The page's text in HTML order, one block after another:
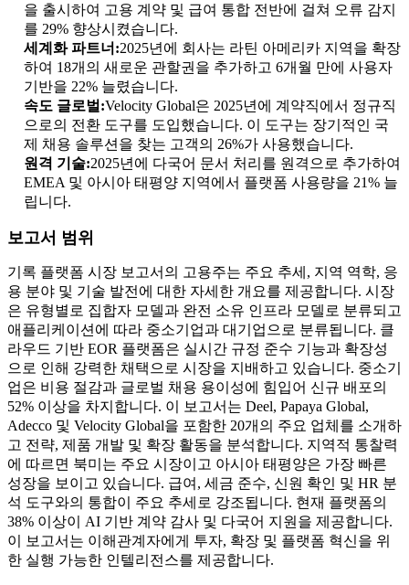
을 출시하여 고용 계약 및 급여 통합 전반에 걸쳐 오류 감지
를 29% 향상시켰습니다.
세계화 파트너:2025년에 회사는 라틴 아메리카 지역을 확장
하여 18개의 새로운 관할권을 추가하고 6개월 만에 사용자
기반을 22% 늘렸습니다.
속도 글로벌:Velocity Global은 2025년에 계약직에서 정규직
으로의 전환 도구를 도입했습니다. 이 도구는 장기적인 국
제 채용 솔루션을 찾는 고객의 26%가 사용했습니다.
원격 기술:2025년에 다국어 문서 처리를 원격으로 추가하여
EMEA 및 아시아 태평양 지역에서 플랫폼 사용량을 21% 늘
립니다.
보고서 범위
기록 플랫폼 시장 보고서의 고용주는 주요 추세, 지역 역학, 응
용 분야 및 기술 발전에 대한 자세한 개요를 제공합니다. 시장
은 유형별로 집합자 모델과 완전 소유 인프라 모델로 분류되고
애플리케이션에 따라 중소기업과 대기업으로 분류됩니다. 클
라우드 기반 EOR 플랫폼은 실시간 규정 준수 기능과 확장성
으로 인해 강력한 채택으로 시장을 지배하고 있습니다. 중소기
업은 비용 절감과 글로벌 채용 용이성에 힘입어 신규 배포의
52% 이상을 차지합니다. 이 보고서는 Deel, Papaya Global,
Adecco 및 Velocity Global을 포함한 20개의 주요 업체를 소개하
고 전략, 제품 개발 및 확장 활동을 분석합니다. 지역적 통찰력
에 따르면 북미는 주요 시장이고 아시아 태평양은 가장 빠른
성장을 보이고 있습니다. 급여, 세금 준수, 신원 확인 및 HR 분
석 도구와의 통합이 주요 추세로 강조됩니다. 현재 플랫폼의
38% 이상이 AI 기반 계약 감사 및 다국어 지원을 제공합니다.
이 보고서는 이해관계자에게 투자, 확장 및 플랫폼 혁신을 위
한 실행 가능한 인텔리전스를 제공합니다.